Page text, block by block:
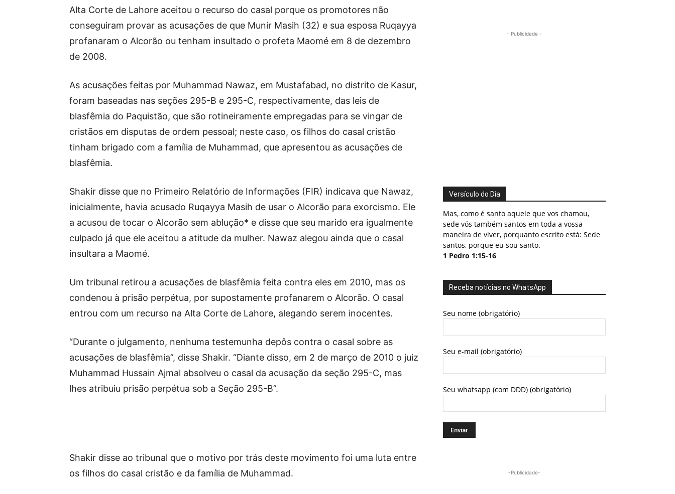
Alta Corte de Lahore aceitou o recurso do casal porque os promotores não
conseguiram provar as acusações de que Munir Masih (32) e sua esposa Ruqayya
profanaram o Alcorão ou tenham insultado o profeta Maomé em 8 de dezembro
de 2008.
As acusações feitas por Muhammad Nawaz, em Mustafabad, no distrito de Kasur,
foram baseadas nas seções 295-B e 295-C, respectivamente, das leis de
blasfêmia do Paquistão, que são rotineiramente empregadas para se vingar de
cristãos em disputas de ordem pessoal; neste caso, os filhos do casal cristão
tinham brigado com a família de Muhammad, que apresentou as acusações de
blasfêmia.
Shakir disse que no Primeiro Relatório de Informações (FIR) indicava que Nawaz,
inicialmente, havia acusado Ruqayya Masih de usar o Alcorão para exorcismo. Ele
a acusou de tocar o Alcorão sem ablução* e disse que seu marido era igualmente
culpado já que ele aceitou a atitude da mulher. Nawaz alegou ainda que o casal
insultara a Maomé.
Um tribunal retirou a acusações de blasfêmia feita contra eles em 2010, mas os
condenou à prisão perpétua, por supostamente profanarem o Alcorão. O casal
entrou com um recurso na Alta Corte de Lahore, alegando serem inocentes.
“Durante o julgamento, nenhuma testemunha depôs contra o casal sobre as
acusações de blasfêmia”, disse Shakir. “Diante disso, em 2 de março de 2010 o juiz
Muhammad Hussain Ajmal absolveu o casal da acusação da seção 295-C, mas
lhes atribuiu prisão perpétua sob a Seção 295-B”.
Shakir disse ao tribunal que o motivo por trás deste movimento foi uma luta entre
os filhos do casal cristão e da família de Muhammad.
- Publicidade -
Versículo do Dia
Mas, como é santo aquele que vos chamou,
sede vós também santos em toda a vossa
maneira de viver, porquanto escrito está: Sede
santos, porque eu sou santo.
1 Pedro 1:15-16
Receba notícias no WhatsApp
Seu nome (obrigatório)
Seu e-mail (obrigatório)
Seu whatsapp (com DDD) (obrigatório)
-Publicidade-